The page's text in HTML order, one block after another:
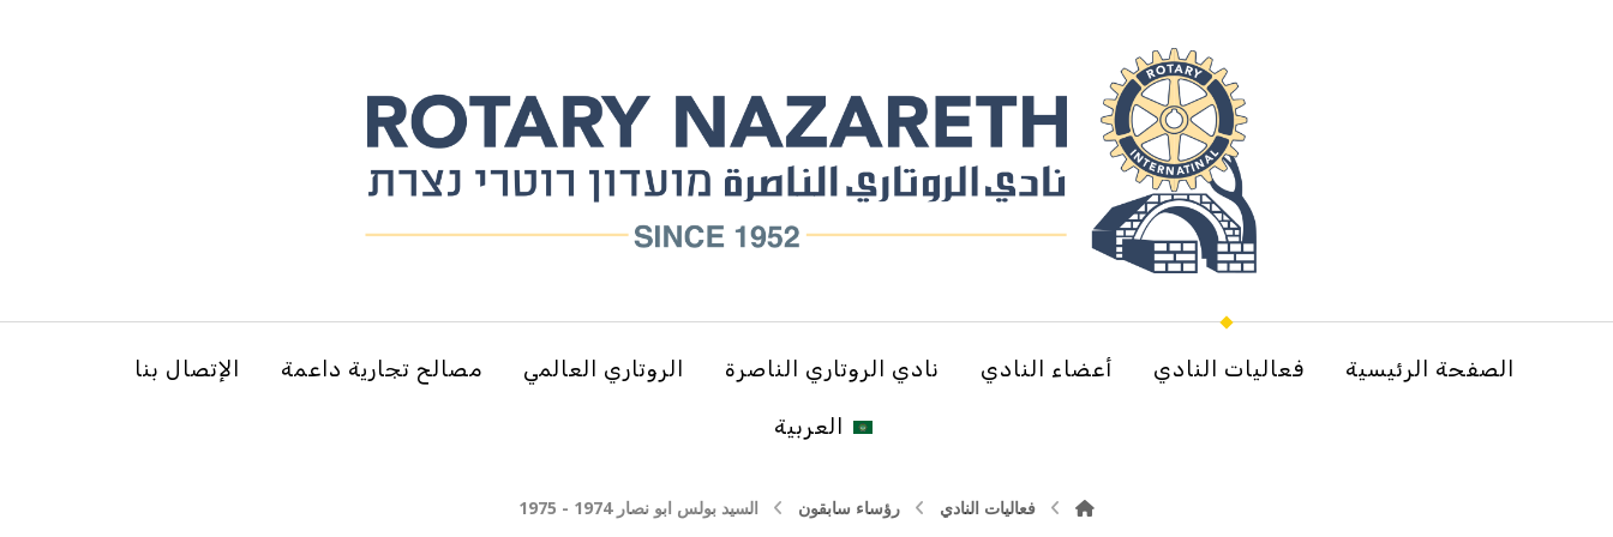
الصفحة الرئيسية فعاليات النادي أعضاء النادي نادي الروتاري الناصرة الروتاري العالمي مصالح تجارية داعمة الإتصال بنا
العربية
فعاليات النادي رؤساء سابقون السيد بولس ابو نصار 1974 - 1975